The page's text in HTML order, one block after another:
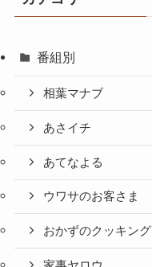
番組別
相葉マナブ
あさイチ
あてなよる
ウワサのお客さま
おかずのクッキング